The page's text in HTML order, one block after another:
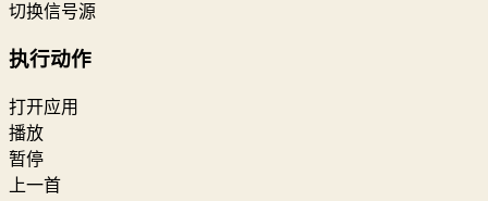
切换信号源
执行动作
打开应用
播放
暂停
上一首